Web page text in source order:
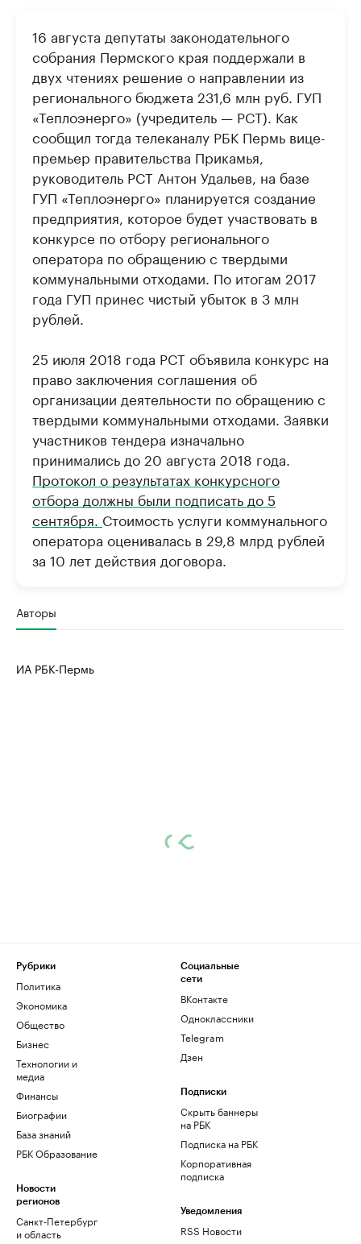
16 августа депутаты законодательного
собрания Пермского края поддержали в
двух чтениях решение о направлении из
регионального бюджета 231,6 млн руб. ГУП
«Теплоэнерго» (учредитель — РСТ). Как
сообщил тогда телеканалу РБК Пермь вице-
премьер правительства Прикамья,
руководитель РСТ Антон Удальев, на базе
ГУП «Теплоэнерго» планируется создание
предприятия, которое будет участвовать в
конкурсе по отбору регионального
оператора по обращению с твердыми
коммунальными отходами. По итогам 2017
года ГУП принес чис­тый убыток в 3 млн
рублей.
25 июля 2018 года РСТ объявила конкурс на
право заключения соглашения об
организации деятельности по обращению с
твердыми коммунальными отходами. Заявки
участников тендера изначально
принимались до 20 августа 2018 года.
Протокол о результатах конкурсного
отбора должны были подписать до 5
сентября. Стоимость услуги коммунального
оператора оценивалась в 29,8 млрд рублей
за 10 лет действия договора.
Авторы
ИА РБК-Пермь
Рубрики
Политика
Экономика
Общество
Бизнес
Технологии и
медиа
Финансы
Биографии
База знаний
РБК Образование
Новости
регионов
Санкт-Петербург
и область
Социальные
сети
ВКонтакте
Одноклассники
Telegram
Дзен
Подписки
Скрыть баннеры
на РБК
Подписка на РБК
Корпоративная
подписка
Уведомления
RSS Новости